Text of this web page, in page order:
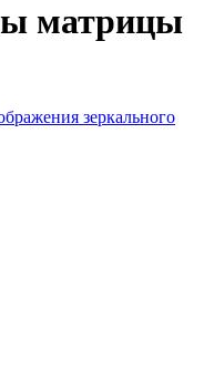
матрицы